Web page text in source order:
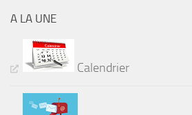
A LA UNE
Calendrier